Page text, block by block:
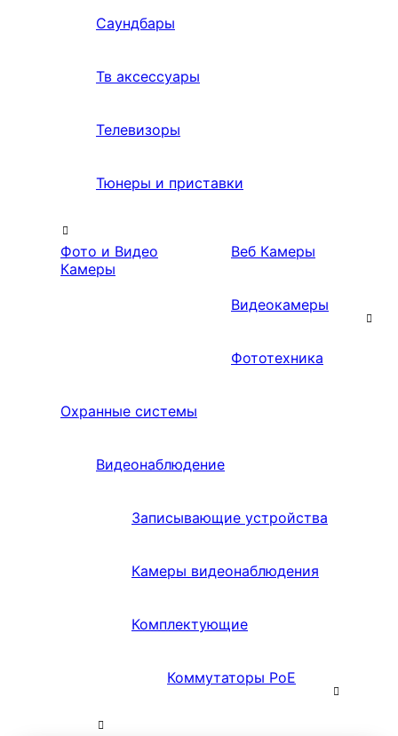
Саундбары
Тв аксессуары
Телевизоры
Тюнеры и приставки
Фото и Видео
Камеры
Веб Камеры
Видеокамеры
Фототехника
Охранные системы
Видеонаблюдение
Записывающие устройства
Камеры видеонаблюдения
Комплектующие
Коммутаторы PoE